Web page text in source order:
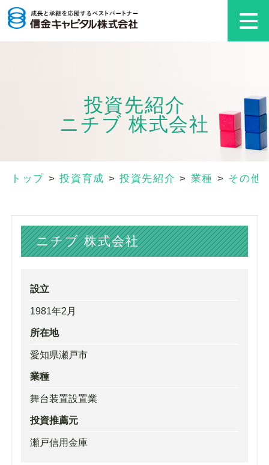
投資先紹介
ニチブ 株式会社
トップ >投資育成 >投資先紹介 > 業種 > その他
ニチブ 株式会社
設立
1981年2月
所在地
愛知県瀬戸市
業種
舞台装置設置業
投資推薦元
瀬戸信用金庫